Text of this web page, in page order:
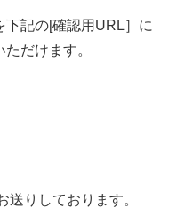
下記の[確認用URL］に
だけます。
りしております。